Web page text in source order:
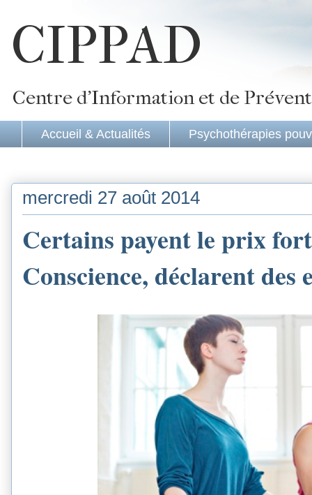
CIPPAD
Centre d'Information et de
Accueil & Actualités Psychothérapies
mercredi 27 août 2014
Certains payent le prix
Conscience, déclarent des